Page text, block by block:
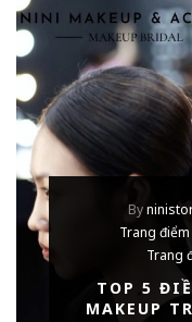
By
Trang
Trang
TOP 5
MAKEUP